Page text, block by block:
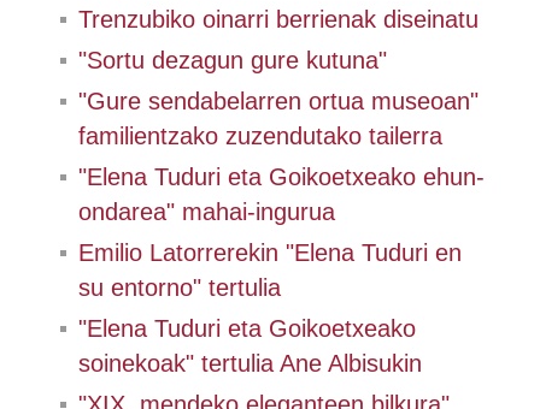
Trenzubiko oinarri berrienak diseinatu
"Sortu dezagun gure kutuna"
"Gure sendabelarren ortua museoan"
familientzako zuzendutako tailerra
"Elena Tuduri eta Goikoetxeako ehun-
ondarea" mahai-ingurua
Emilio Latorrerekin "Elena Tuduri en
su entorno" tertulia
"Elena Tuduri eta Goikoetxeako
soinekoak" tertulia Ane Albisukin